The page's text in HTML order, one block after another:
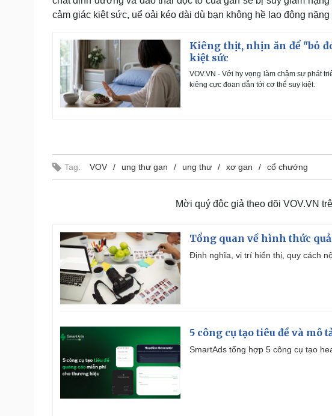
cảm giác kiệt sức, uể oải kéo dài dù bạn không hề lao động
Kiêng thịt, nhịn ăn để "bỏ
kiệt sức
VOV.VN - Với hy vọng làm chậm sự phát
kiêng cực đoan dẫn tới cơ thể suy kiệt.
Tag: VOV ung thư gan ung thư xơ gan cổ chướng
Mời quý độc giả theo dõi VOV.VN
Tổng quan về hình thức
Định nghĩa, vị trí hiển thị, quy cách
5 công cụ tạo tiêu đề và mô
SmartAds tổng hợp 5 công cụ tạo